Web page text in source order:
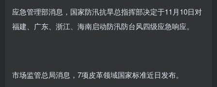
应急管理部消息，国家防汛抗旱总指挥部决定于11月10日对
福建、广东、浙江、海南启动防汛防台风四级应急响应。
市场监管总局消息，7项皮革领域国家标准近日发布。